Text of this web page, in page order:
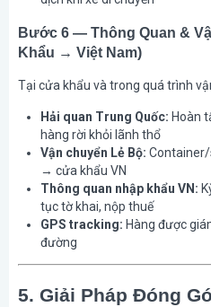
Bước 6 — Thông Quan &
Khẩu → Việt Nam)
Tại cửa khẩu và trong quá trình
Hải quan Trung Quốc: Hoàn
hàng rời khỏi lãnh thổ
Vận chuyển Lẻ Bộ:
→ cửa khẩu VN
Thông quan nhập khẩu VN:
tục tờ khai, nộp thuế
GPS tracking: Hàng được
đường
5. Giải Pháp Đóng